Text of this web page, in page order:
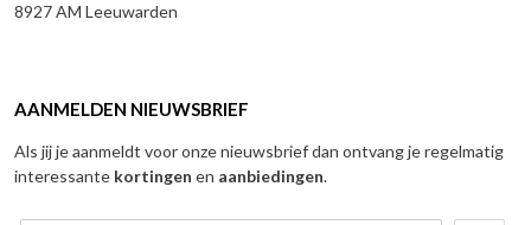
8927 AM Leeuwarden
AANMELDEN NIEUWSBRIEF
Als jij je aanmeldt voor onze nieuwsbrief dan ontvang je regelmatig
interessante kortingen en aanbiedingen.